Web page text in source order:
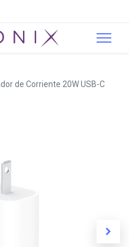
de Corriente 20W USB-C